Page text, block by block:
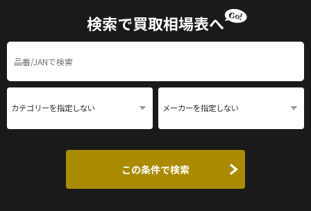
検索で買取相場表へ
この条件で検索